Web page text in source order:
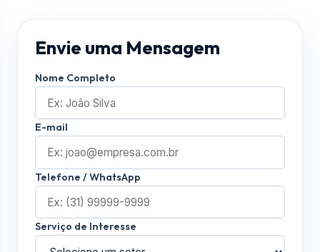
Envie uma Mensagem
Nome Completo
E-mail
Telefone / WhatsApp
Serviço de Interesse